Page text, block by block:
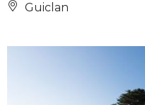
Guiclan